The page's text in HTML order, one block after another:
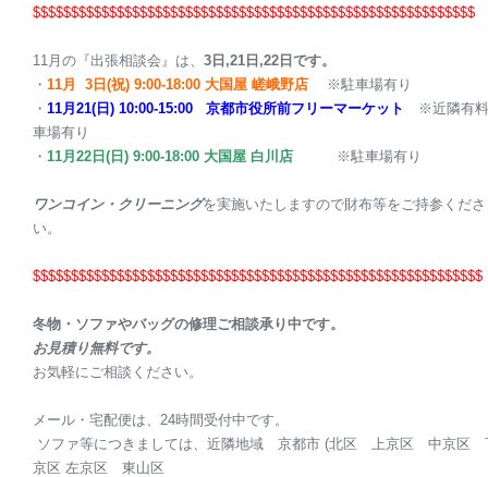
$$$$$$$$$$$$$$$$$$$$$$$$$$$$$$$$$$$$$$$$$$$$$$$$$$$$$$$$$$
11月 の『出張相談会』は、 3日,21日,22日です。
・ 11月 3日(祝) 9:00-18:00 大国屋嵯峨野店
※駐車場有り
・ 11月21(日)10:00-15:00 京都市役所前フリーマーケット
※近隣有
車場有り
・ 11月22日(日) 9:00-18:00 大国屋 白川店 ※駐車場有り
ワンコイン・クリーニングを実施いたしますので財布等をご持参くださ
い。
$$$$$$$$$$$$$$$$$$$$$$$$$$$$$$$$$$$$$$$$$$$$$$$$$$$$$$$$$$$
冬物・ソファやバッグの修理ご相談承り中です。
お見積り無料です。
お気軽にご相談ください。
メール・宅配便は、24時間受付中です。
ソファ等につきましては、近隣地域 京都市 (北区 上京区 中京区
京区 左京区 東山区